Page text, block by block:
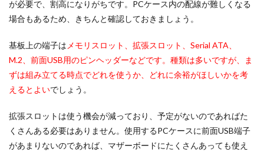
が必要で、割高になりがちです。PCケース内の配線が難しくなる
場合もあるため、きちんと確認しておきましょう。
基板上の端子は メモリスロット、拡張スロット、Serial ATA、
M.2、前面USB用のピンヘッダーなどです。種類は多いですが、ま
ずは組み立てる時点でどれを使うか、どれに余裕がほしいかを考
えるとよいでしょう。
拡張スロットは使う機会が減っており、予定がないのであればた
くさんある必要はありません。使用するPCケースに前面USB端子
があまりないのであれば、マザーボードにたくさんあっても使え